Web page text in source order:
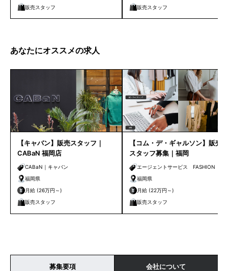
販売スタッフ
販売スタッフ
あなたにオススメの求人
【キャバン】販売スタッフ｜
CABaN 福岡店
CABaN｜キャバン
福岡県
月給 (26万円～)
販売スタッフ
【コム・デ・ギャルソン】販売
スタッフ募集｜福岡
エージェントサービス FASHION 福
岡｜ファッション
福岡県
月給 (22万円～)
販売スタッフ
募集要項 会社について